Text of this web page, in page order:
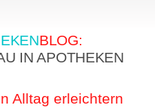
BLOG:
IN APOTHEKEN
Alltag erleichtern